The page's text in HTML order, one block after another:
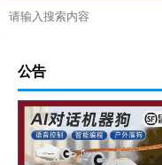
公告